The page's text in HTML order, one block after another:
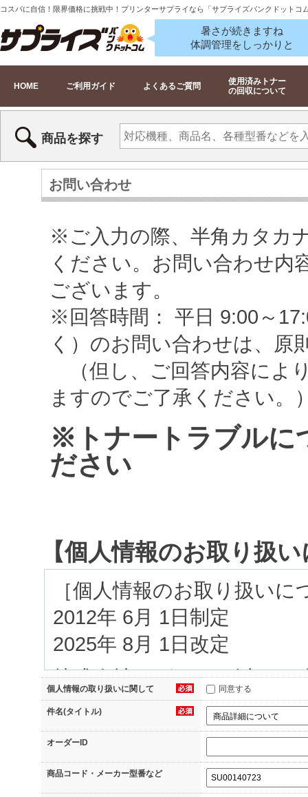
コスパに自信！限界価格に挑戦中！プリンターサプライなら「サプライズバンクドットコ
暑さが続きますね
体調管理をしっかりと
HOME ご利用ガイド よくあるご質問
使用済みトナー
の回収について
商品を探す
お問い合わせ
※ご入力の際、半角カタカ
ください。お問い合わせ内
ございます。
※回答時間： 平日 9:00～
く）のお問い合わせは、原
（但し、ご回答内容によ
ますのでご了承ください。
※トナートラブルに
ださい
【個人情報のお取り扱
［個人情報のお取り扱いに
2012年 6月 1日制定
2025年 8月 1日改定
株式会社イグアス（以下、
当社へのお問合せ、（2）
（3）資料のダウンロード
信のお申込み、（5）当サ
録、（6）アンケートへの
個人情報の取り扱いに関して 同意する
件名(タイトル)
オーダーID
商品コード・メーカー型番など